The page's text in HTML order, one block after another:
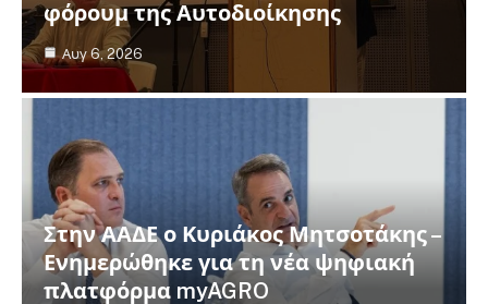
φόρουμ της Αυτοδιοίκησης
Αυγ 6, 2026
Στην ΑΑΔΕ ο Κυριάκος Μητσοτάκης –
Ενημερώθηκε για τη νέα ψηφιακή
πλατφόρμα myAGRO